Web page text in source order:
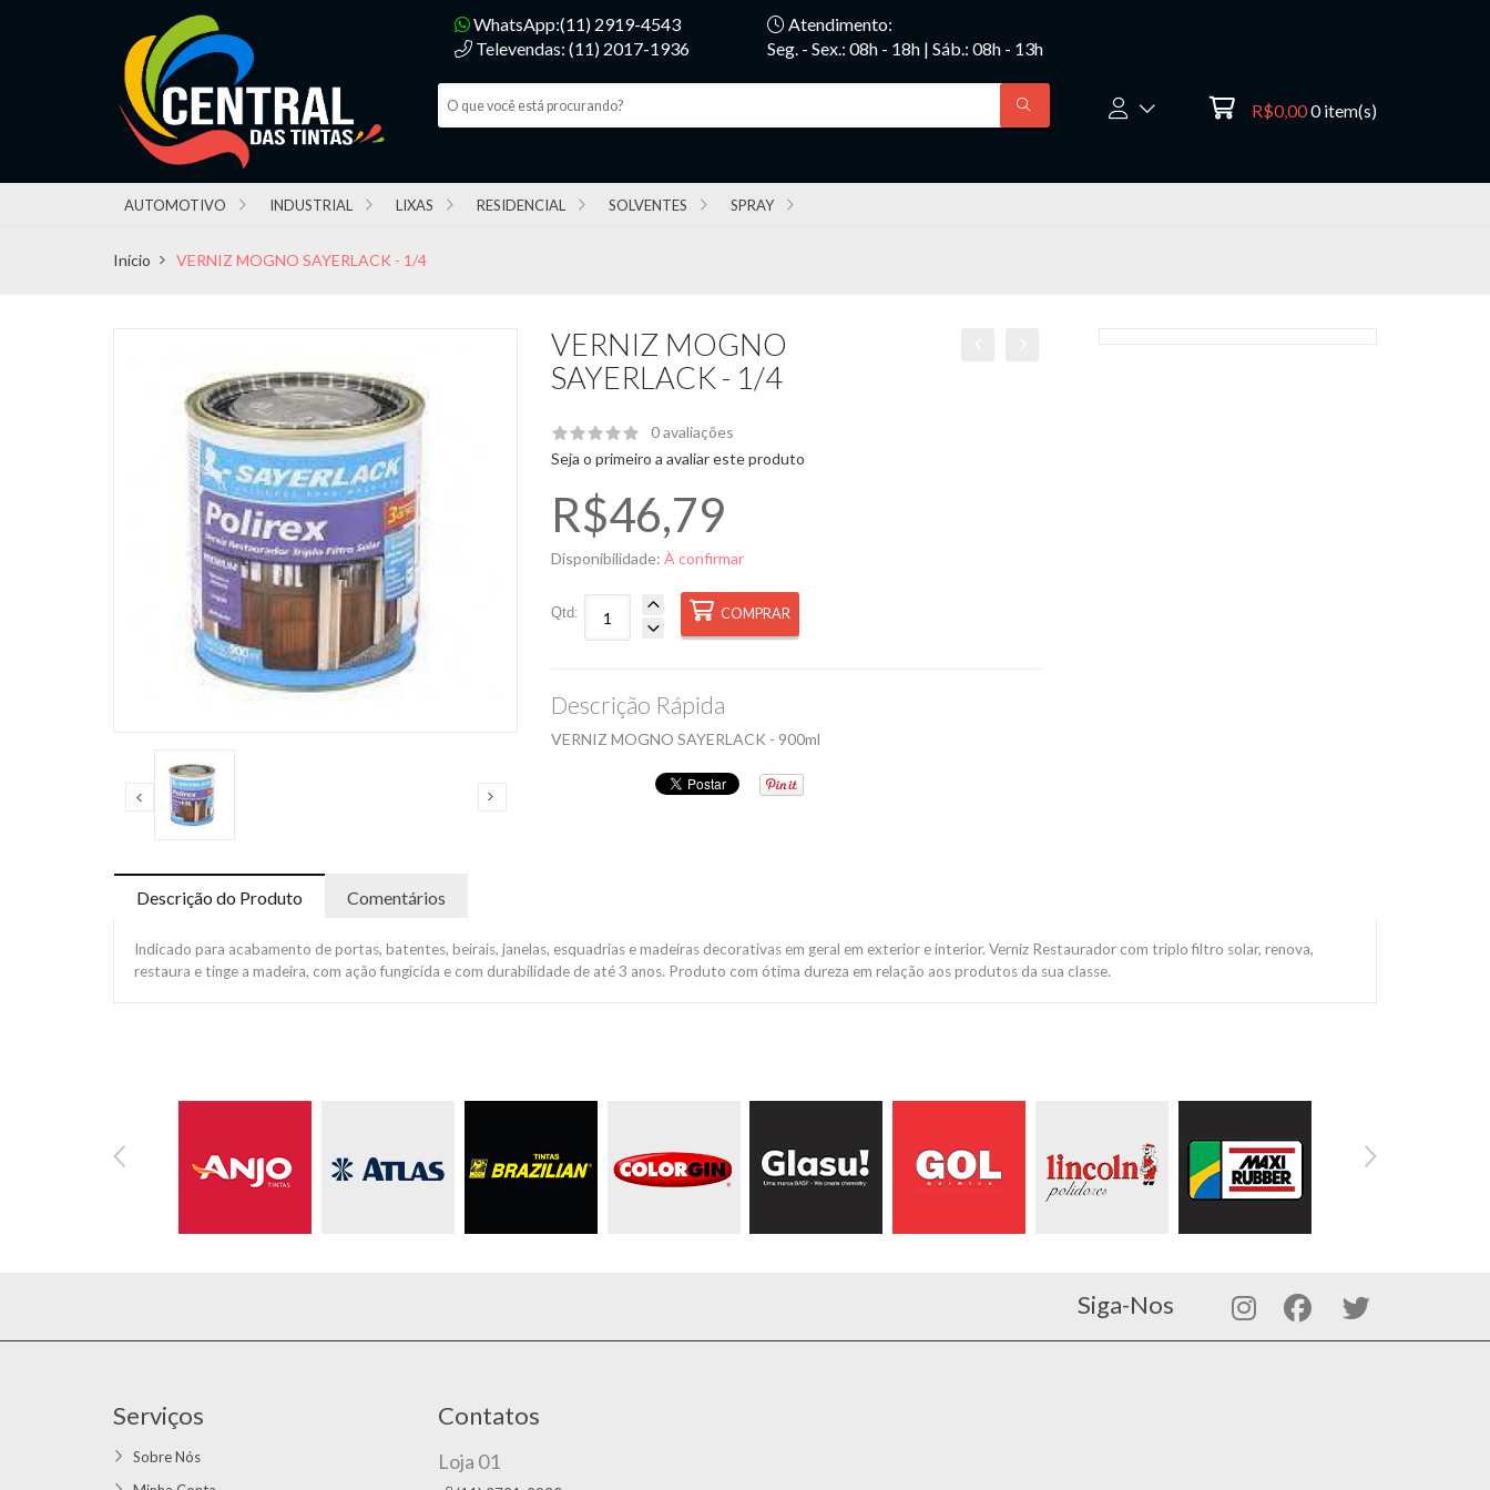
WhatsApp:(11) 2919-4543
Televendas: (11) 2017-1936
Atendimento:
Seg. - Sex.: 08h - 18h | Sáb.: 08h - 13h
R$0,000 item(s)
AUTOMOTIVO INDUSTRIAL LIXAS RESIDENCIAL SOLVENTES SPRAY
Início VERNIZ MOGNO SAYERLACK - 1/4
VERNIZ MOGNO
SAYERLACK - 1/4
0 avaliações
Seja o primeiro a avaliar este produto
R$46,79
Disponibilidade: À confirmar
Qtd: COMPRAR
Descrição Rápida
VERNIZ MOGNO SAYERLACK - 900ml
Descrição do Produto Comentários
Indicado para acabamento de portas, batentes, beirais, janelas, esquadrias e madeiras decorativas em geral em exterior e interior. Verniz Restaurador com triplo filtro solar, renova,
restaura e tinge a madeira, com ação fungicida e com durabilidade de até 3 anos. Produto com ótima dureza em relação aos produtos da sua classe.
Siga-Nos
Serviços
Sobre Nós
Contatos
Loja 01